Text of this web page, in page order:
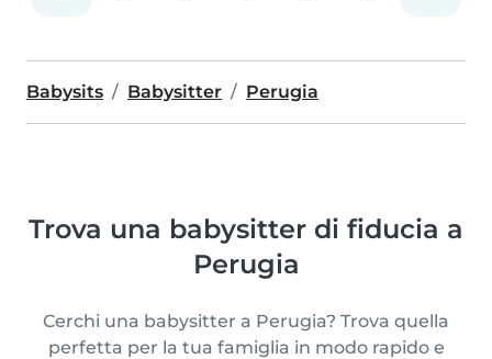
Babysits Babysitter Perugia
Trova una babysitter di fiducia a
Perugia
Cerchi una babysitter a Perugia? Trova quella
perfetta per la tua famiglia in modo rapido e